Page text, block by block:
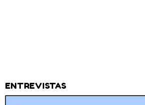
ENTREVISTAS